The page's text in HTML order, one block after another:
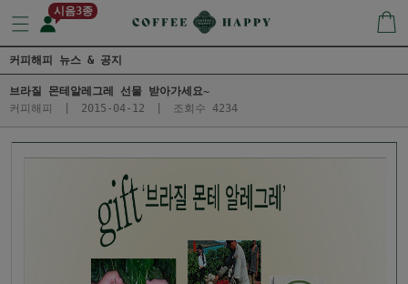
시음3종
커피해피 뉴스 & 공지
브라질 몬테알레그레 선물 받아가세요~
커피해피
2015-04-12 조회수 4234